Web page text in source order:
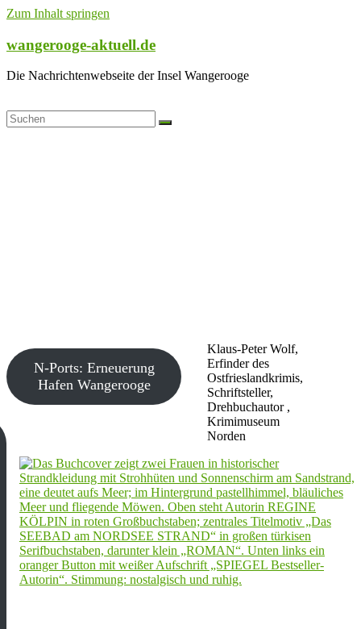
Zum Inhalt springen
wangerooge-aktuell.de
Die Nachrichtenwebseite der Insel Wangerooge
Klaus-Peter Wolf,
Erfinder des
Ostfrieslandkrimis,
Schriftsteller,
Drehbuchautor ,
Krimimuseum
Norden
N-Ports: Erneuerung
Hafen Wangerooge